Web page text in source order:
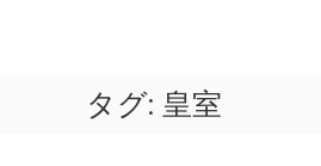
タグ: 皇室